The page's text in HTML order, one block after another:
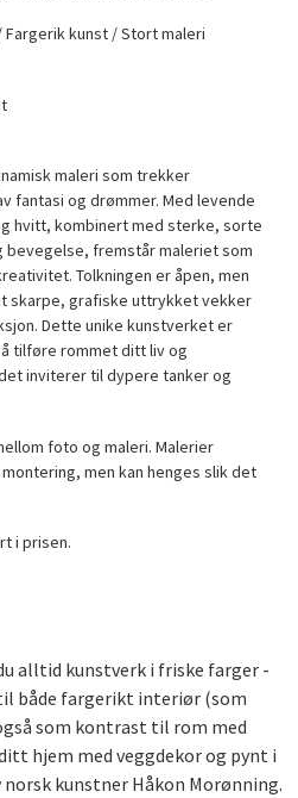
kunst / Stort maleri
maleri som trekker
fantasi og drømmer. Med levende
hvitt, kombinert med sterke, sorte
bevegelse, fremstår maleriet som
Tolkningen er åpen, men
skarpe, grafiske uttrykket vekker
Dette unike kunstverket er
tilføre rommet ditt liv og
inviterer til dypere tanker og
foto og maleri. Malerier
men kan henges slik det
i prisen.
alltid kunstverk i friske farger -
både fargerikt interiør (som
som kontrast til rom med
hjem med veggdekor og pynt i
kunstner Håkon Morønning.